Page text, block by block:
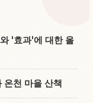
'효과'에 대한 올
온천 마을 산책